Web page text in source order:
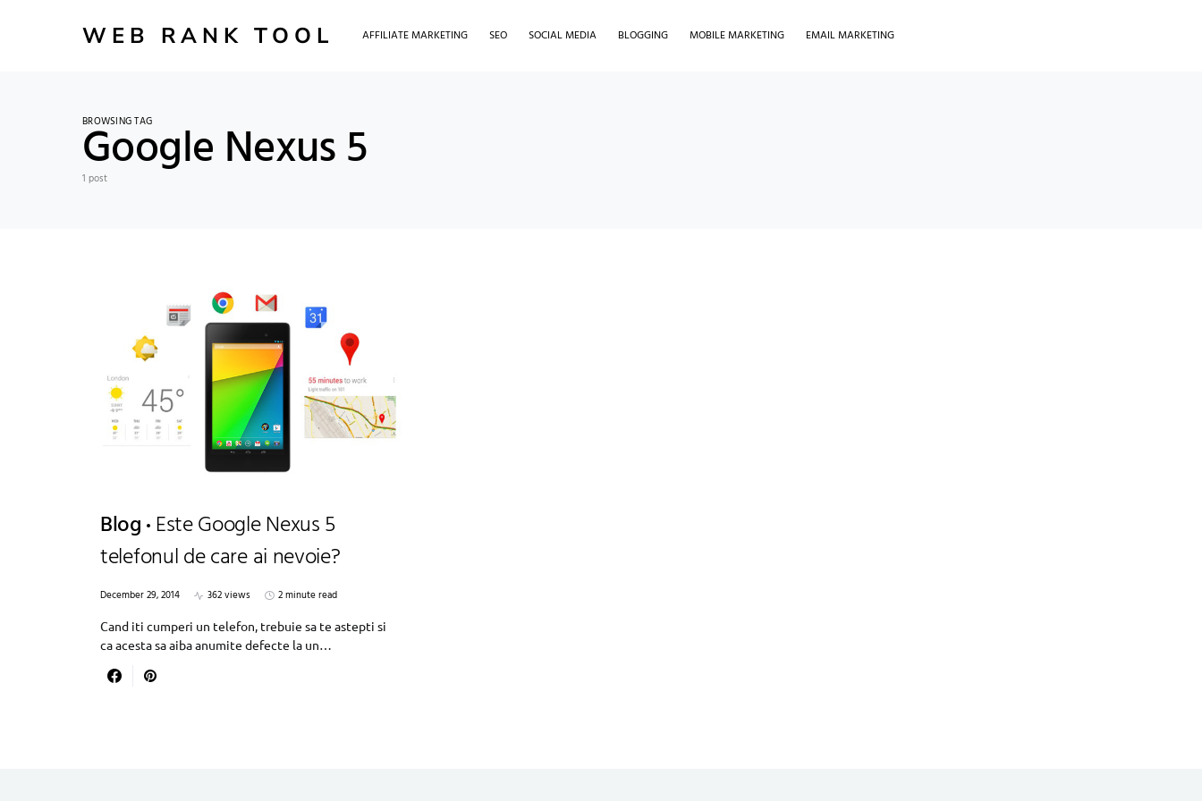
WEB RANK TOOL AFFILIATE MARKETING SEO SOCIAL MEDIA BLOGGING MOBILE MARKETING EMAIL MARKETING
BROWSING TAG
Google Nexus 5
1 post
Blog Este Google Nexus 5
telefonul de care ai nevoie?
December 29, 2014 362 views
2 minute read
Cand iti cumperi un telefon, trebuie sa te astepti si
ca acesta sa aiba anumite defecte la un…